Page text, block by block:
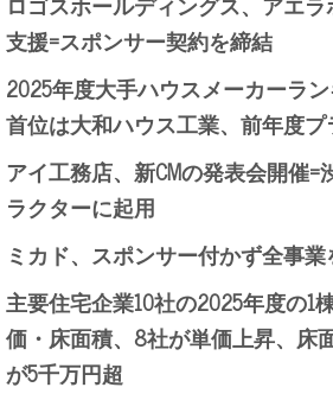
支援=スポンサー契約を締結
2025年度大手ハウスメーカーラ
首位は大和ハウス工業、前年度
アイ工務店、新CMの発表会開催=
ラクターに起用
ミカド、スポンサー付かず全事
主要住宅企業10社の2025年度の1
価・床面積、8社が単価上昇、床
が5千万円超